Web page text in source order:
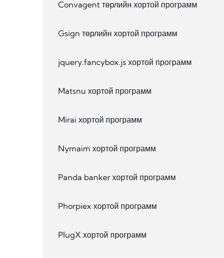
Convagent төрлийн хортой программ
Gsign төрлийн хортой программ
jquery.fancybox.js хортой программ
Matsnu хортой программ
Mirai хортой программ
Nymaim хортой программ
Panda banker хортой программ
Phorpiex хортой программ
PlugX хортой программ